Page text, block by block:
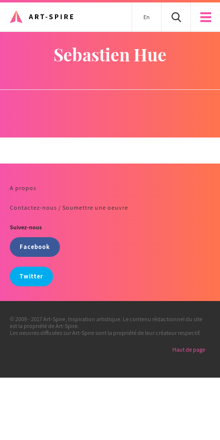
En
Sebastien Hue
A propos
Contactez-nous / Soumettre une oeuvre
Suivez-nous
Facebook
Twitter
© 2009 - 2017 Art-Spire, Inspiration artistique. Le contenu rédactionnel du site
est la propriété de Art-Spire.
Les oeuvres diffusées sur Art-Spire sont la propriété de leur créateur respectif.
Haut de page